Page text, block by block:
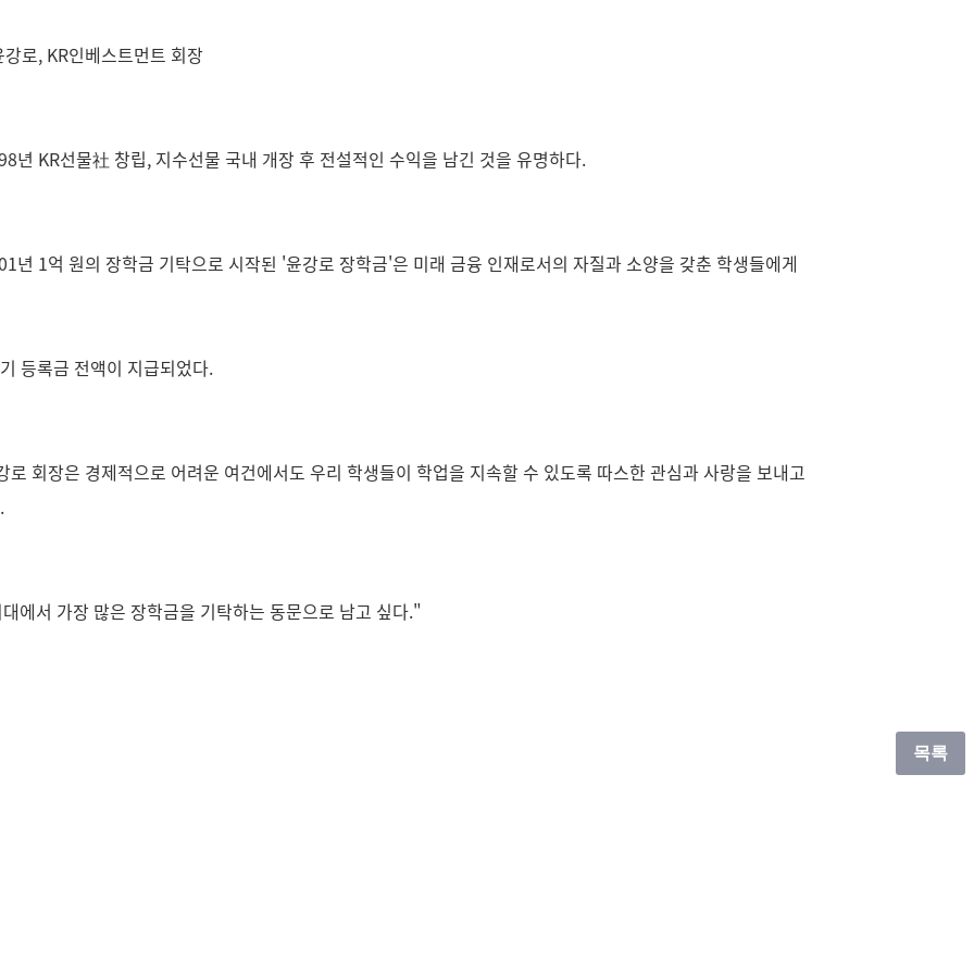
로, KR인베스트먼트 회장
년 KR선물社 창립, 지수선물 국내 개장 후 전설적인 수익을 남긴 것을 유명하다.
년 1억 원의 장학금 기탁으로 시작된 '윤강로 장학금'은 미래 금융 인재로서의 자질과 소양을 갖춘 학생들에게
등록금 전액이 지급되었다.
로 회장은 경제적으로 어려운 여건에서도 우리 학생들이 학업을 지속할 수 있도록 따스한 관심과 사랑을 보내고
에서 가장 많은 장학금을 기탁하는 동문으로 남고 싶다."